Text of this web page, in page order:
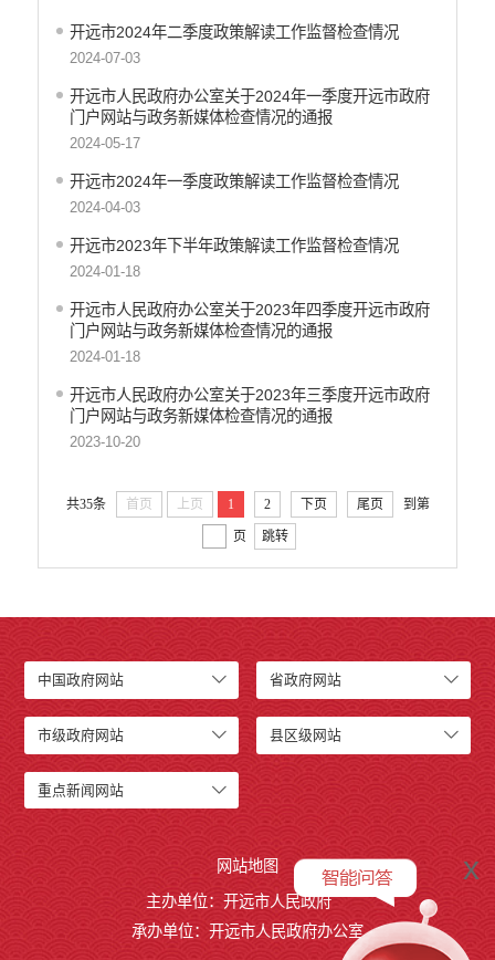
行政处罚和行政强制
乡村振兴工作信息公开
开远市2024年二季度政策解读工作监督检查情况
2024-07-03
开远市人民政府办公室关于2024年一季度开远市政府
门户网站与政务新媒体检查情况的通报
2024-05-17
开远市2024年一季度政策解读工作监督检查情况
2024-04-03
开远市2023年下半年政策解读工作监督检查情况
2024-01-18
开远市人民政府办公室关于2023年四季度开远市政府
门户网站与政务新媒体检查情况的通报
2024-01-18
开远市人民政府办公室关于2023年三季度开远市政府
门户网站与政务新媒体检查情况的通报
2023-10-20
共35条 首页 上页 1 2 下页 尾页 到第
页 跳转
中国政府网站 省政府网站
市级政府网站 县区级网站
重点新闻网站
网站地图
主办单位：开远市人民政府
承办单位：开远市人民政府办公室
x